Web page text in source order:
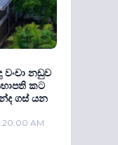
වංචා නඩුව
කට
ගස් යන
AM